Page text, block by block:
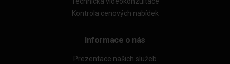
Kontrola cenových nabídek
Informace o nás
Prezentace našich služeb